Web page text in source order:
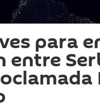
para
entre